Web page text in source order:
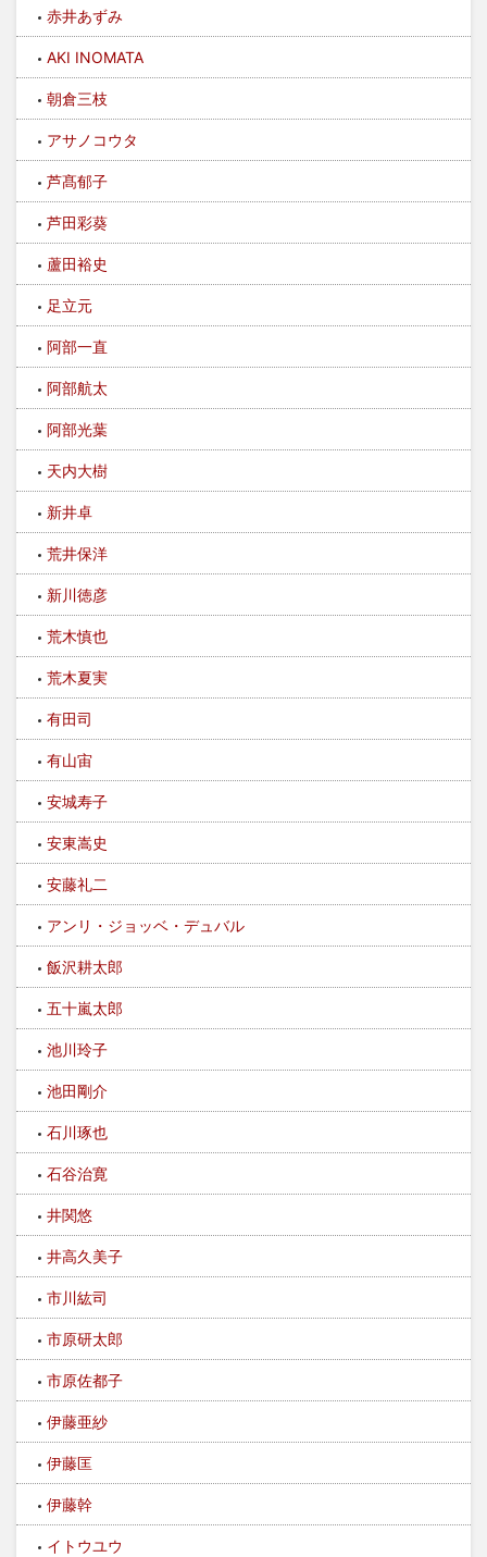
赤井あずみ
AKI INOMATA
朝倉三枝
アサノコウタ
芦髙郁子
芦田彩葵
蘆田裕史
足立元
阿部一直
阿部航太
阿部光葉
天内大樹
新井卓
荒井保洋
新川徳彦
荒木慎也
荒木夏実
有田司
有山宙
安城寿子
安東嵩史
安藤礼二
アンリ・ジョッベ・デュバル
飯沢耕太郎
五十嵐太郎
池川玲子
池田剛介
石川琢也
石谷治寛
井関悠
井高久美子
市川紘司
市原研太郎
市原佐都子
伊藤亜紗
伊藤匡
伊藤幹
イトウユウ